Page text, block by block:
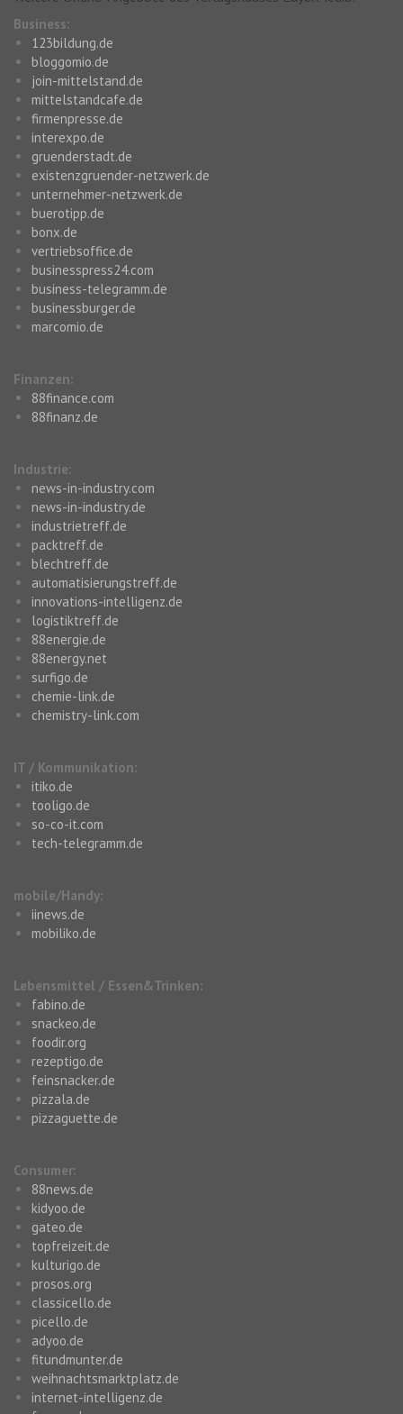
Business:
123bildung.de
bloggomio.de
join-mittelstand.de
mittelstandcafe.de
firmenpresse.de
interexpo.de
gruenderstadt.de
existenzgruender-netzwerk.de
unternehmer-netzwerk.de
buerotipp.de
bonx.de
vertriebsoffice.de
businesspress24.com
business-telegramm.de
businessburger.de
marcomio.de
Finanzen:
88finance.com
88finanz.de
Industrie:
news-in-industry.com
news-in-industry.de
industrietreff.de
packtreff.de
blechtreff.de
automatisierungstreff.de
innovations-intelligenz.de
logistiktreff.de
88energie.de
88energy.net
surfigo.de
chemie-link.de
chemistry-link.com
IT / Kommunikation:
itiko.de
tooligo.de
so-co-it.com
tech-telegramm.de
mobile/Handy:
iinews.de
mobiliko.de
Lebensmittel / Essen&Trinken:
fabino.de
snackeo.de
foodir.org
rezeptigo.de
feinsnacker.de
pizzala.de
pizzaguette.de
Consumer:
88news.de
kidyoo.de
gateo.de
topfreizeit.de
kulturigo.de
prosos.org
classicello.de
picello.de
adyoo.de
fitundmunter.de
weihnachtsmarktplatz.de
internet-intelligenz.de